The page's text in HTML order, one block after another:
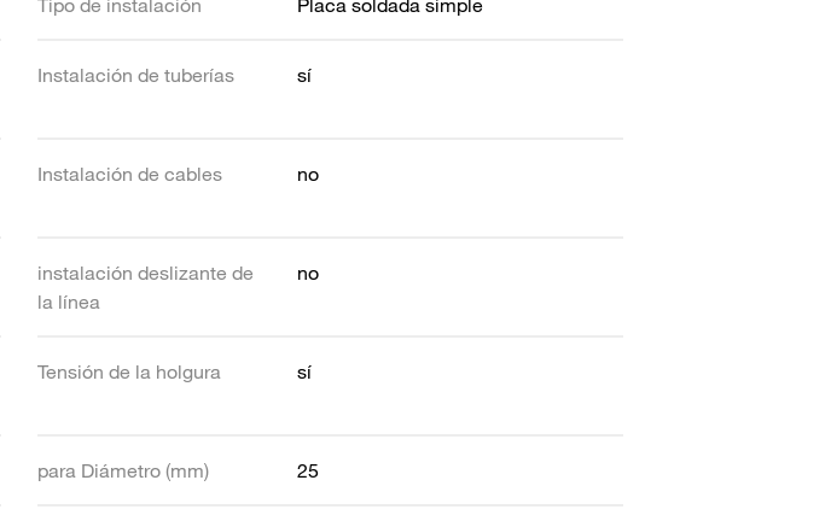
Tipo de instalación Placa soldada simple
Instalación de tuberías sí
Instalación de cables no
instalación deslizante de
la línea
no
Tensión de la holgura sí
para Diámetro (mm) 25